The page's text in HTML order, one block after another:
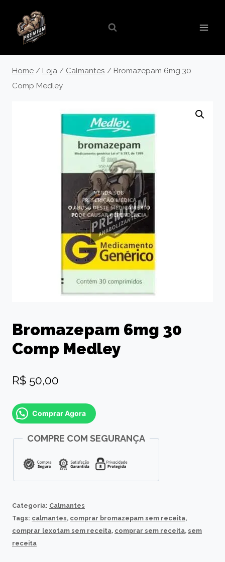
para
Home / Loja / Calmantes / Bromazepam 6mg 30
Comp Medley
Bromazepam 6mg 30
Comp Medley
R$ 50,00
Comprar Agora
COMPRE COM SEGURANÇA
Categoria: Calmantes
Tags: calmantes, comprar bromazepam sem receita,
comprar lexotam sem receita, comprar sem receita, sem
receita